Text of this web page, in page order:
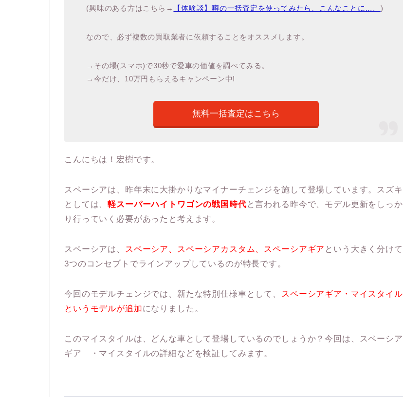
(興味のある方はこちら→
【体験談】噂の一括査定を使ってみたら、こんなことに…。 )
なので、必ず複数の買取業者に依頼することをオススメします。
→その場(スマホ)で30秒で愛車の価値を調べてみる。
→今だけ、10万円もらえるキャンペーン中!
無料一括査定はこちら
こんにちは！宏樹です。
スペーシアは、昨年末に大掛かりなマイナーチェンジを施して登場しています。スズキ
としては、軽スーパーハイトワゴンの戦国時代 と言われる昨今で、モデル更新をしっか
り行っていく必要があったと考えます。
スペーシアは、 スペーシア、スペーシアカスタム、スペーシアギア という大きく分けて
3つのコンセプトでラインアップしているのが特長です。
今回のモデルチェンジでは、新たな特別仕様車として、
スペーシアギア・マイスタイル
というモデルが追加になりました。
このマイスタイルは、どんな車として登場しているのでしょうか？今回は、スペーシア
ギア ・マイスタイルの詳細などを検証してみます。